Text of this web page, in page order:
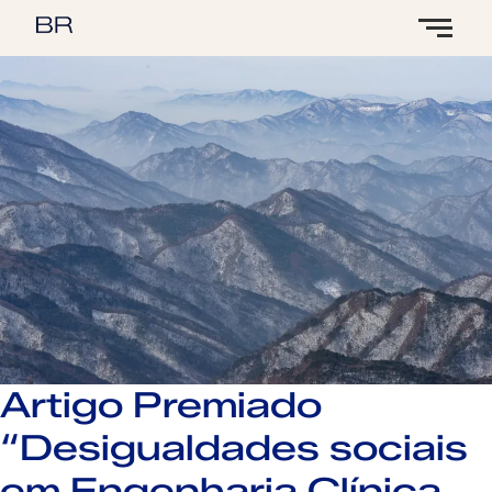
Artigo Premiado
“Desigualdades sociais